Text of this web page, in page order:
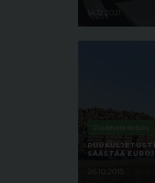
14.12.2021
Puutavara-autoilu
SÄÄSTÄÄ
26.10.2015